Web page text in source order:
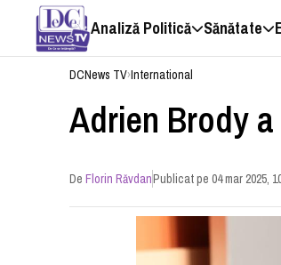
Analiză Politică Sănătate
DCNews TV›International
Adrien Brody
DeFlorin RăvdanPublicat pe 04 mar 2025,